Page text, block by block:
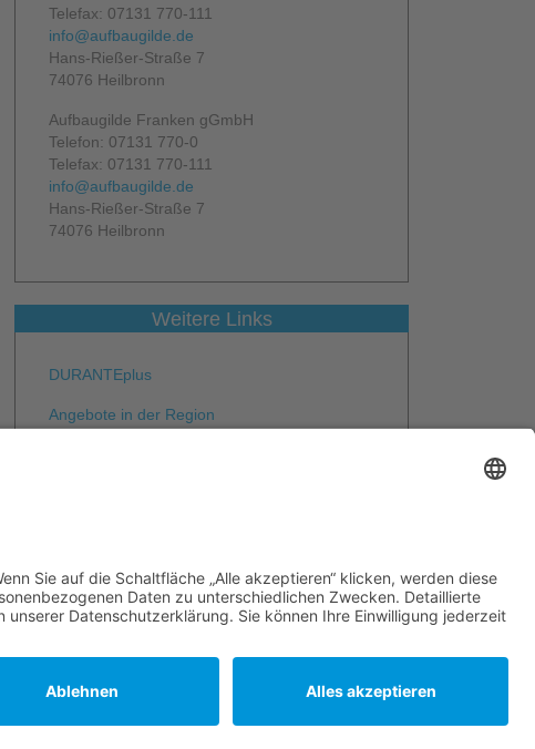
Telefax: 07131 770-111
info@aufbaugilde.de
Hans-Rießer-Straße 7
74076 Heilbronn
Aufbaugilde Franken gGmbH
Telefon: 07131 770-0
Telefax: 07131 770-111
info@aufbaugilde.de
Hans-Rießer-Straße 7
74076 Heilbronn
Weitere Links
DURANTEplus
Angebote in der Region